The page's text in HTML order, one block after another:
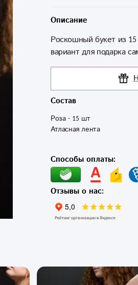
Описание
Роскошный букет из
вариант для подарка
Состав
Роза - 15 шт
Атласная лента
Способы оплаты:
Отзывы о нас: